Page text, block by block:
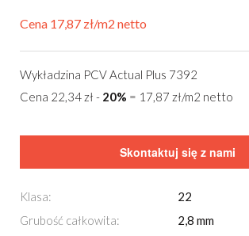
Cena 17,87 zł/m2 netto
Wykładzina PCV Actual Plus 7392
Cena 22,34 zł - 20% = 17,87 zł/m2 netto
Skontaktuj się z nami
Klasa:
22
Grubość całkowita:
2,8 mm